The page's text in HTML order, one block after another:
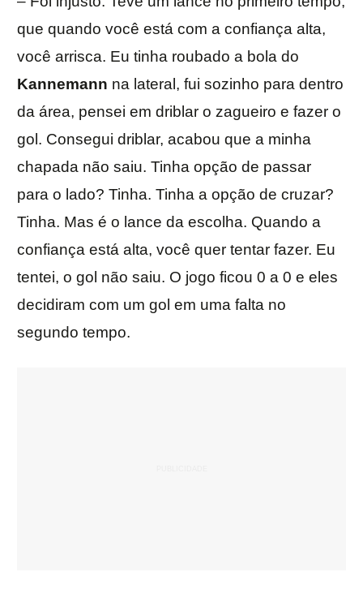
que quando você está com a confiança alta,
você arrisca. Eu tinha roubado a bola do
Kannemann na lateral, fui sozinho para dentro
da área, pensei em driblar o zagueiro e fazer o
gol. Consegui driblar, acabou que a minha
chapada não saiu. Tinha opção de passar
para o lado? Tinha. Tinha a opção de cruzar?
Tinha. Mas é o lance da escolha. Quando a
confiança está alta, você quer tentar fazer. Eu
tentei, o gol não saiu. O jogo ficou 0 a 0 e eles
decidiram com um gol em uma falta no
segundo tempo.